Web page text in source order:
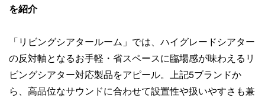
を紹介
「リビングシアタールーム」では、ハイグレードシアター
の反対軸となるお手軽・省スペースに臨場感が味わえるリ
ビングシアター対応製品をアピール。上記5ブランドか
ら、高品位なサウンドに合わせて設置性や扱いやすさも兼